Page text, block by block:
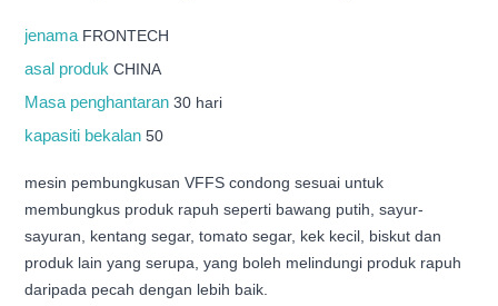
jenama FRONTECH
asal produkCHINA
Masa penghantaran30 hari
kapasiti bekalan50
mesin pembungkusan VFFS condong sesuai untuk
membungkus produk rapuh seperti bawang putih, sayur-
sayuran, kentang segar, tomato segar, kek kecil, biskut dan
produk lain yang serupa, yang boleh melindungi produk rapuh
daripada pecah dengan lebih baik.